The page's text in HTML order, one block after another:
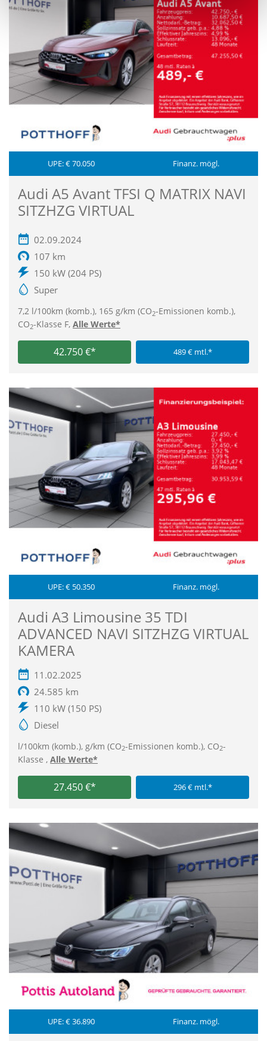
UPE: € 70.050 Finanz. mögl.
Audi A5 Avant TFSI Q MATRIX NAVI
SITZHZG VIRTUAL
02.09.2024
107 km
150 kW (204 PS)
Super
7,2 l/100km (komb.), 165 g/km (CO2-Emissionen komb.),
CO2-Klasse F, Alle Werte*
42.750 €* 489 € mtl.*
UPE: € 50.350 Finanz. mögl.
Audi A3 Limousine 35 TDI
ADVANCED NAVI SITZHZG VIRTUAL
KAMERA
11.02.2025
24.585 km
110 kW (150 PS)
Diesel
l/100km (komb.), g/km (CO2-Emissionen komb.), CO2-
Klasse , Alle Werte*
27.450 €* 296 € mtl.*
UPE: € 36.890 Finanz. mögl.